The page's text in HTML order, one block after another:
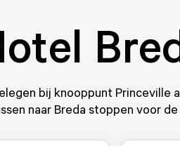
bij knooppunt Princeville
naar Breda stoppen voor de